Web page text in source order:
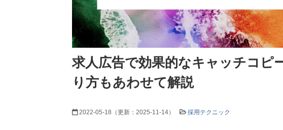
求人広告で効果的なキャッチコピ
り方もあわせて解説
2022-05-18 （更新： 2025-11-14） 採用テクニック